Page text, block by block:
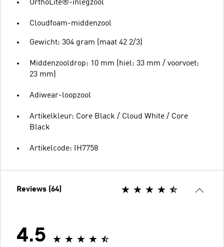
OrthoLite®-inlegzool
Cloudfoam-middenzool
Gewicht: 304 gram (maat 42 2/3)
Middenzooldrop: 10 mm (hiel: 33 mm / voorvoet:
23 mm)
Adiwear-loopzool
Artikelkleur: Core Black / Cloud White / Core
Black
Artikelcode: IH7758
Reviews (64)
4.5